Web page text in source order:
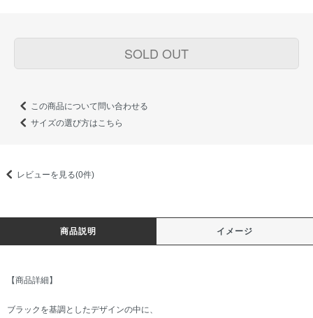
SOLD OUT
この商品について問い合わせる
サイズの選び方はこちら
レビューを見る(0件)
商品説明 イメージ
【商品詳細】
ブラックを基調としたデザインの中に、